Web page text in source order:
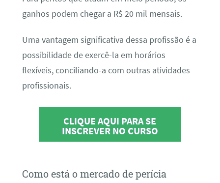
ganhos podem chegar a R$ 20 mil mensais.
Uma vantagem significativa dessa profissão é a
possibilidade de exercê-la em horários
flexíveis, conciliando-a com outras atividades
profissionais.
CLIQUE AQUI PARA SE
INSCREVER NO CURSO
Como está o mercado de perícia